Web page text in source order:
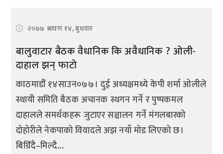
२०७७ श्रावण १४, बुधवार
बालुवाटार बैठक वैधानिक कि अवैधानिक ? ओली-
दाहाल झन् फाटो
काठमाडौं १४साउन०७७। दुई अध्यक्षमध्ये केपी शर्मा ओलीले
स्थायी समिति बैठक अचानक स्थगन गर्ने र पुष्पकमल
दाहालले समर्थकहरू जुटाएर सञ्चालन गर्ने मंगलबारको
दोहोरीले नेकपाको विवादले अझ नयाँ मोड लिएको छ।
बिग्रिँदै–मिल्दै...